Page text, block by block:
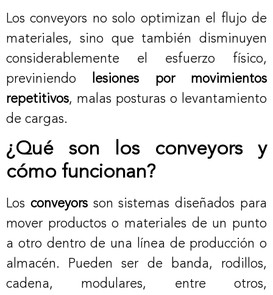
Los conveyors no solo optimizan el flujo de
materiales, sino que también disminuyen
considerablemente el esfuerzo físico,
previniendo
lesiones por movimientos
repetitivos, malas posturas o levantamiento
de cargas.
¿Qué son los conveyors y
cómo funcionan?
Los conveyorsson sistemas diseñados para
mover productos o materiales de un punto
a otro dentro de una línea de producción o
almacén. Pueden ser de banda, rodillos,
cadena, modulares, entre otros,